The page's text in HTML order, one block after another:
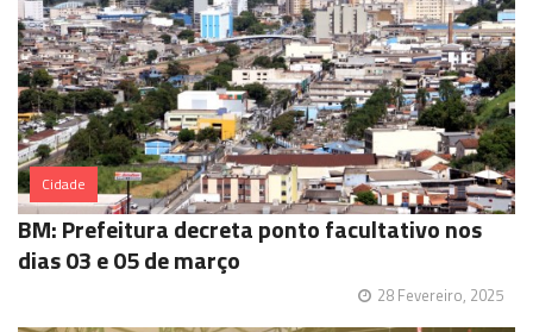
Cidade
BM: Prefeitura decreta ponto facultativo nos
dias 03 e 05 de março
28 Fevereiro, 2025